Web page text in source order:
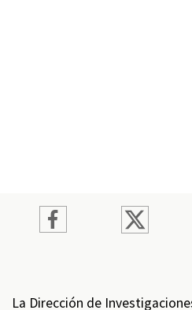
La Dirección de